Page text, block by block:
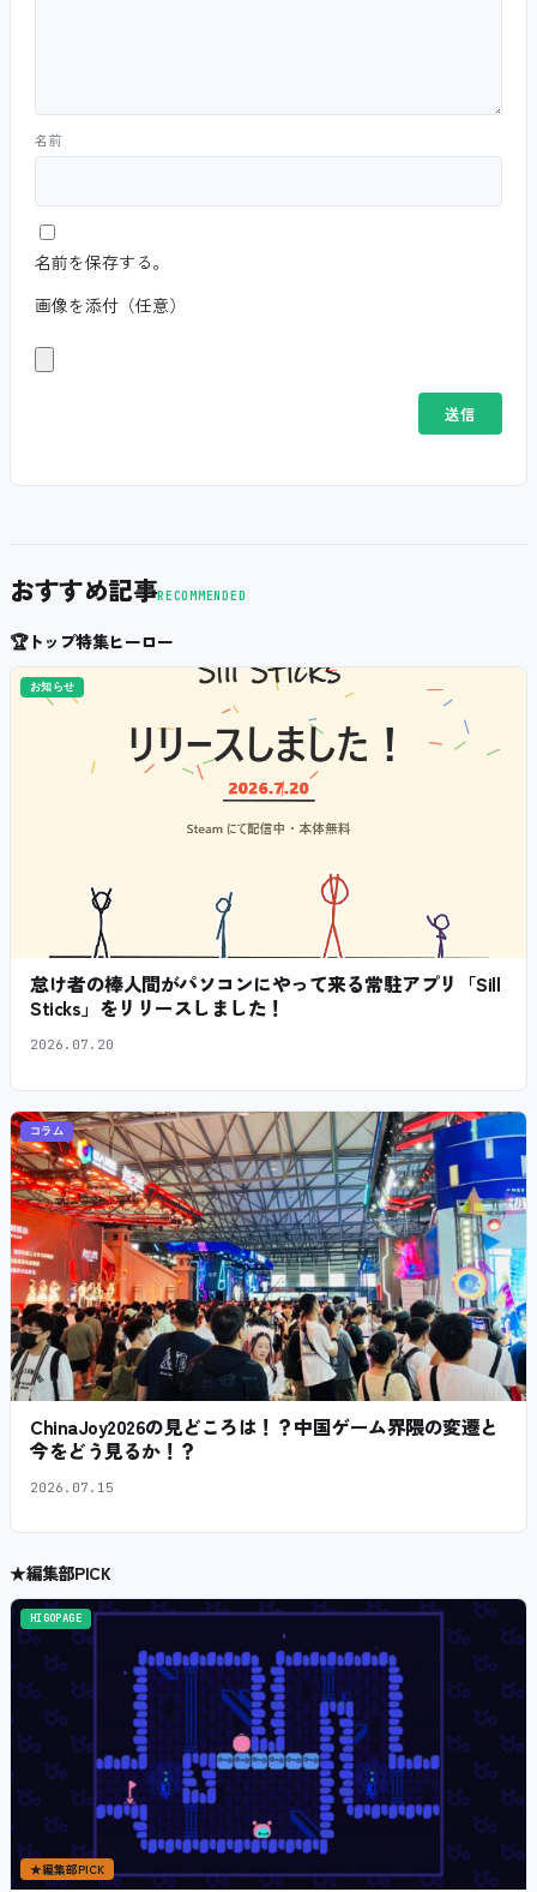
名前
名前を保存する。
画像を添付（任意）
おすすめ記事RECOMMENDED
🏆トップ特集ヒーロー
お知らせ
怠け者の棒人間がパソコンにやって来る常駐アプリ「Sill
Sticks」をリリースしました！
2026.07.20
コラム
ChinaJoy2026の見どころは！？中国ゲーム界隈の変遷と
今をどう見るか！？
2026.07.15
★編集部PICK
HIGOPAGE
★編集部PICK